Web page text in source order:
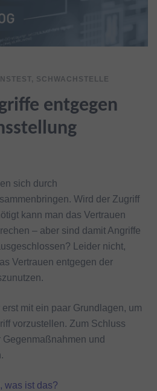
, SCHWACHSTELLE
entgegen
sich durch
Wird der Zugriff
kann man das Vertrauen
– aber sind damit Angriffe
Leider nicht,
Vertrauen entgegen der
erst mit ein paar Grundlagen, um
vorzustellen. Zum Schluss
und
was ist das?